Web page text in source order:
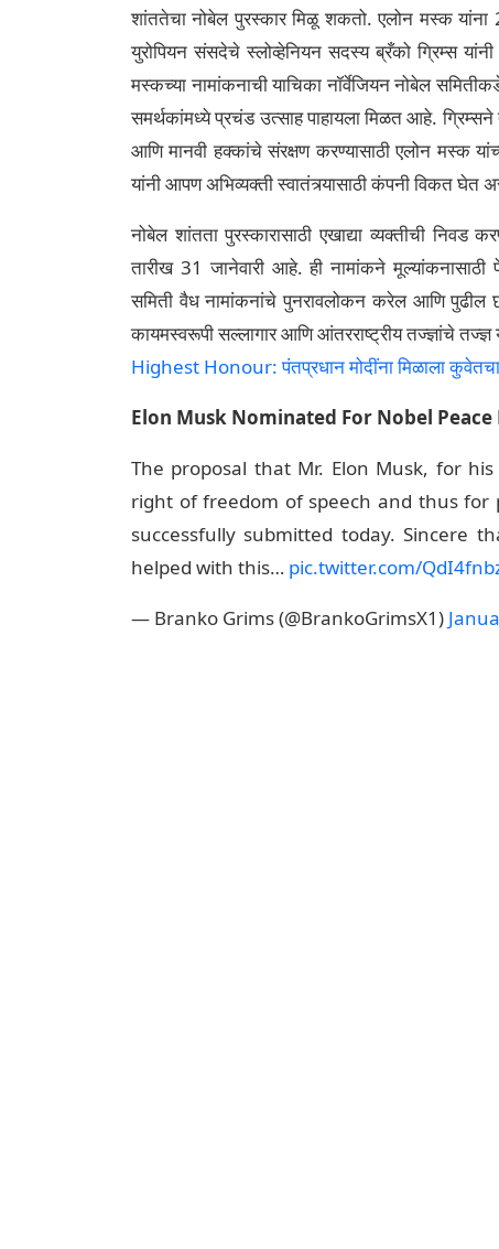
शांततेचा नोबेल पुरस्कार मिळू शकतो. एलोन मस्क
युरोपियन संसदेचे स्लोव्हेनियन सदस्य ब्रँको ग्रिम्स
मस्कच्या नामांकनाची याचिका नॉर्वेजियन नोबेल
समर्थकांमध्ये प्रचंड उत्साह पाहायला मिळत आहे.
आणि मानवी हक्कांचे संरक्षण करण्यासाठी एलोन मस्क
यांनी आपण अभिव्यक्ती स्वातंत्र्यासाठी कंपनी विकत घेत
नोबेल शांतता पुरस्कारासाठी एखाद्या व्यक्तीची
तारीख 31 जानेवारी आहे. ही नामांकने
समिती वैध नामांकनांचे पुनरावलोकन करेल आणि पुढील
कायमस्वरूपी सल्लागार आणि आंतरराष्ट्रीय तज्ज्ञांचे
Highest Honour: पंतप्रधान मोदींना मिळाला
Elon Musk Nominated For Nobel Peace
The proposal that Mr. Elon Musk, for
right of freedom of speech and thus for
successfully submitted today. Sincere
helped with this… pic.twitter.com/
— Branko Grims (@BrankoGrimsX1)